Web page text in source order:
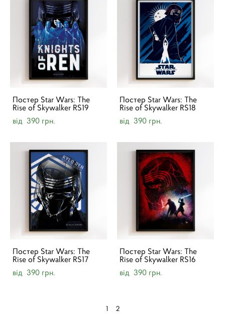
Постер Star Wars: The
Rise of Skywalker RS19
від 390 грн.
Постер Star Wars: The
Rise of Skywalker RS18
від 390 грн.
Постер Star Wars: The
Rise of Skywalker RS17
від 390 грн.
Постер Star Wars: The
Rise of Skywalker RS16
від 390 грн.
1 2